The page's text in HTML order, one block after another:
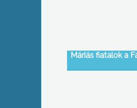
Máriás fiatalok a